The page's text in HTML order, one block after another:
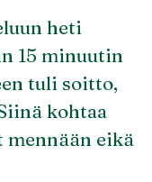
heti
15 minuutin
tuli soitto,
kohtaa
eikä